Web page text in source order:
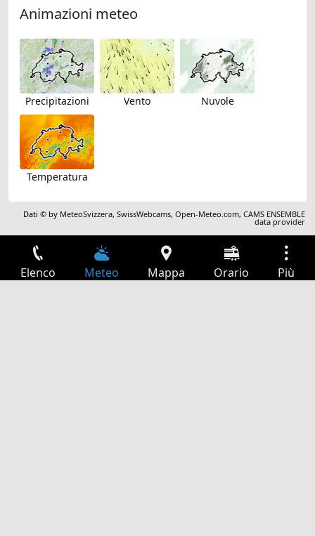
Animazioni meteo
Precipitazioni Vento Nuvole
Temperatura
Dati © by MeteoSvizzera,SwissWebcams,Open-Meteo.com,CAMS ENSEMBLE
data provider
Elenco Meteo Mappa Orario Più